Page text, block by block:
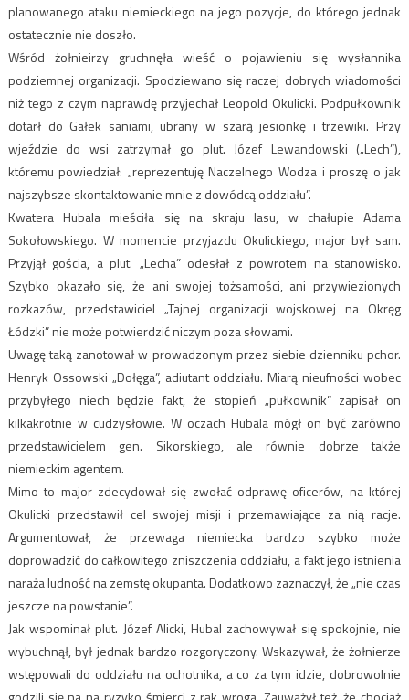
planowanego ataku niemieckiego na jego pozycje, do którego jednak
ostatecznie nie doszło.
Wśród żołnieirzy gruchnęła wieść o pojawieniu się wysłannika
podziemnej organizacji. Spodziewano się raczej dobrych wiadomości
niż tego z czym naprawdę przyjechał Leopold Okulicki. Podpułkownik
dotarł do Gałek saniami, ubrany w szarą jesionkę i trzewiki. Przy
wjeździe do wsi zatrzymał go plut. Józef Lewandowski („Lech”),
któremu powiedział: „reprezentuję Naczelnego Wodza i proszę o jak
najszybsze skontaktowanie mnie z dowódcą oddziału”.
Kwatera Hubala mieściła się na skraju lasu, w chałupie Adama
Sokołowskiego. W momencie przyjazdu Okulickiego, major był sam.
Przyjął gościa, a plut. „Lecha” odesłał z powrotem na stanowisko.
Szybko okazało się, że ani swojej tożsamości, ani przywiezionych
rozkazów, przedstawiciel „Tajnej organizacji wojskowej na Okręg
Łódzki” nie może potwierdzić niczym poza słowami.
Uwagę taką zanotował w prowadzonym przez siebie dzienniku pchor.
Henryk Ossowski „Dołęga”, adiutant oddziału. Miarą nieufności wobec
przybyłego niech będzie fakt, że stopień „pułkownik” zapisał on
kilkakrotnie w cudzysłowie. W oczach Hubala mógł on być zarówno
przedstawicielem gen. Sikorskiego, ale równie dobrze także
niemieckim agentem.
Mimo to major zdecydował się zwołać odprawę oficerów, na której
Okulicki przedstawił cel swojej misji i przemawiające za nią racje.
Argumentował, że przewaga niemiecka bardzo szybko może
doprowadzić do całkowitego zniszczenia oddziału, a fakt jego istnienia
naraża ludność na zemstę okupanta. Dodatkowo zaznaczył, że „nie czas
jeszcze na powstanie”.
Jak wspominał plut. Józef Alicki, Hubal zachowywał się spokojnie, nie
wybuchnął, był jednak bardzo rozgoryczony. Wskazywał, że żołnierze
wstępowali do oddziału na ochotnika, a co za tym idzie, dobrowolnie